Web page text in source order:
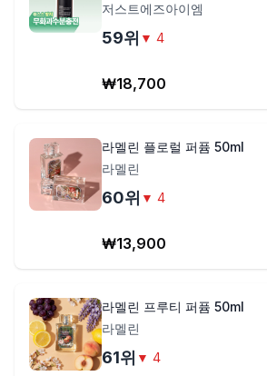
저스트에즈아이엠
59위 ▼ 4
₩18,700
라멜린 플로럴 퍼퓸 50ml
라멜린
60위 ▼ 4
₩13,900
라멜린 프루티 퍼퓸 50ml
라멜린
61위 ▼ 4